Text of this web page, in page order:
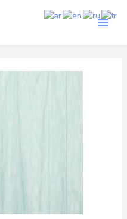
Main